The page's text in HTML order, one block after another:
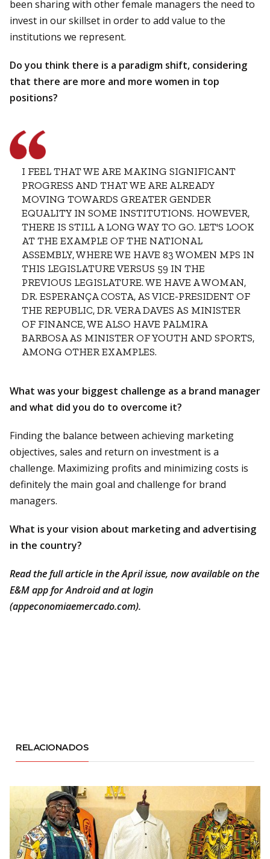
been sharing with other female managers the need to
invest in our skillset in order to add value to the
institutions we represent.
Do you think there is a paradigm shift, considering
that there are more and more women in top
positions?
I FEEL THAT WE ARE MAKING SIGNIFICANT
PROGRESS AND THAT WE ARE ALREADY
MOVING TOWARDS GREATER GENDER
EQUALITY IN SOME INSTITUTIONS. HOWEVER,
THERE IS STILL A LONG WAY TO GO. LET'S LOOK
AT THE EXAMPLE OF THE NATIONAL
ASSEMBLY, WHERE WE HAVE 83 WOMEN MPS IN
THIS LEGISLATURE VERSUS 59 IN THE
PREVIOUS LEGISLATURE. WE HAVE A WOMAN,
DR. ESPERANÇA COSTA, AS VICE-PRESIDENT OF
THE REPUBLIC, DR. VERA DAVES AS MINISTER
OF FINANCE, WE ALSO HAVE PALMIRA
BARBOSA AS MINISTER OF YOUTH AND SPORTS,
AMONG OTHER EXAMPLES.
What was your biggest challenge as a brand manager
and what did you do to overcome it?
Finding the balance between achieving marketing
objectives, sales and return on investment is a
challenge. Maximizing profits and minimizing costs is
definitely the main goal and challenge for brand
managers.
What is your vision about marketing and advertising
in the country?
Read the full article in the April issue, now available on the
E&M app for Android and at login
(appeconomiaemercado.com).
RELACIONADOS